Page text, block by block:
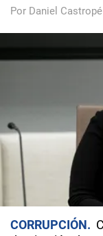
Por Daniel Castropé
CORRUPCIÓN